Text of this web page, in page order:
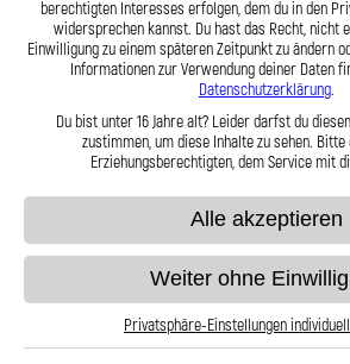
Stahlflex Bremsleitung für: DKW DKW
Sonderklasse Baujahr:04|1953-
139,95 €
Zum Produkt
Stahlflex
139,95 €
Zum
berechtigten Interesses erfolgen, dem du in den
widersprechen kannst. Du hast das Recht, nicht
Einwilligung zu einem späteren Zeitpunkt zu ändern
Informationen zur Verwendung deiner Daten
Datenschutzerklärung.
Du bist unter 16 Jahre alt? Leider darfst du
zustimmen, um diese Inhalte zu sehen.
Erziehungsberechtigten, dem Service mit
Alle akzeptieren
Weiter ohne
Privatsphäre-Einstellungen